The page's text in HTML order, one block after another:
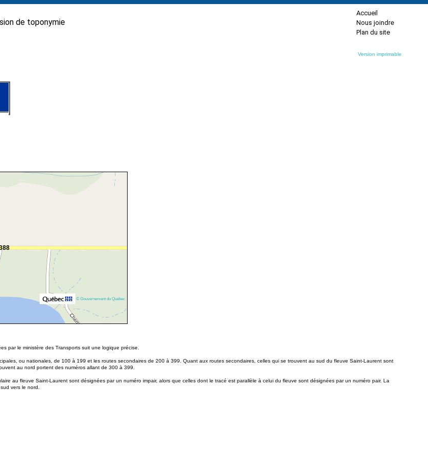
de toponymie
Accueil
Nous joindre
Plan du site
Version imprimable
© Gouvernement du Québec
par le ministère des Transports suit une logique précise.
ou nationales, de 100 à 199 et les routes secondaires de 200 à 399. Quant aux routes secondaires, celles qui se trouvent au sud du fleuve Saint-Laurent sont
au nord portent des numéros allant de 300 à 399.
au fleuve Saint-Laurent sont désignées par un numéro impair, alors que celles dont le tracé est parallèle à celui du fleuve sont désignées par un numéro pair. La
vers le nord.